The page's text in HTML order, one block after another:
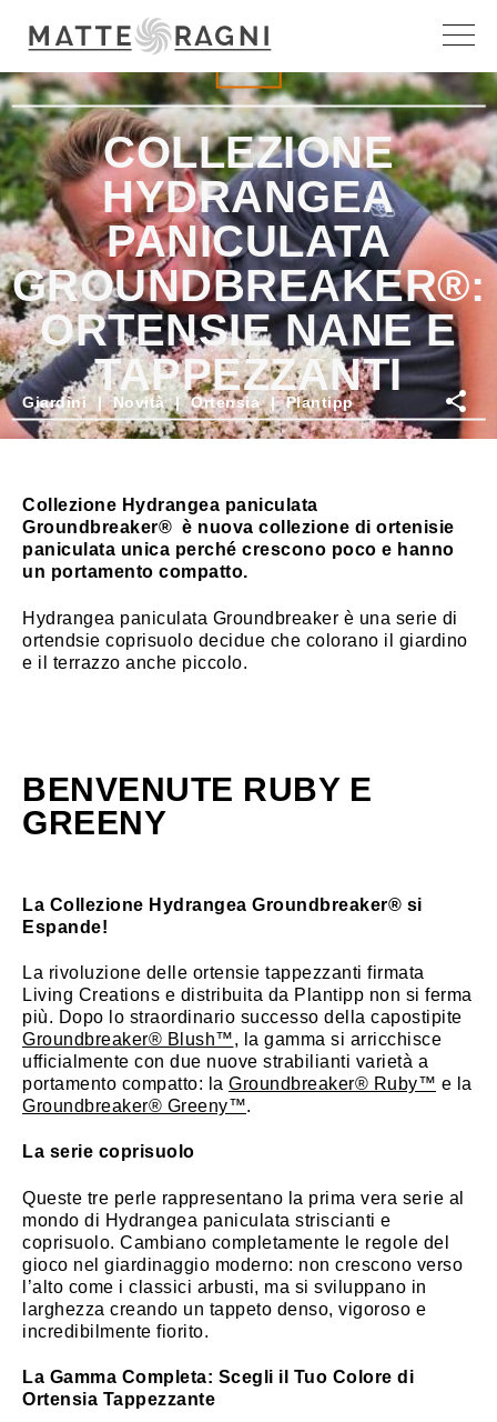
COLLEZIONE
HYDRANGEA
PANICULATA
GROUNDBREAKER®:
ORTENSIE NANE E
TAPPEZZANTI
Giardini | Novità | Ortensia | Plantipp
Collezione Hydrangea paniculata
Groundbreaker® è nuova collezione di ortenisie
paniculata unica perché crescono poco e hanno
un portamento compatto.
Hydrangea paniculata Groundbreaker è una serie di
ortendsie coprisuolo decidue che colorano il giardino
e il terrazzo anche piccolo.
BENVENUTE RUBY E
GREENY
La Collezione Hydrangea Groundbreaker® si
Espande!
La rivoluzione delle ortensie tappezzanti firmata
Living Creations e distribuita da Plantipp non si ferma
più. Dopo lo straordinario successo della capostipite
Groundbreaker® Blush™, la gamma si arricchisce
ufficialmente con due nuove strabilianti varietà a
portamento compatto: la Groundbreaker® Ruby™ e la
Groundbreaker® Greeny™.
La serie coprisuolo
Queste tre perle rappresentano la prima vera serie al
mondo di Hydrangea paniculata striscianti e
coprisuolo. Cambiano completamente le regole del
gioco nel giardinaggio moderno: non crescono verso
l’alto come i classici arbusti, ma si sviluppano in
larghezza creando un tappeto denso, vigoroso e
incredibilmente fiorito.
La Gamma Completa: Scegli il Tuo Colore di
Ortensia Tappezzante